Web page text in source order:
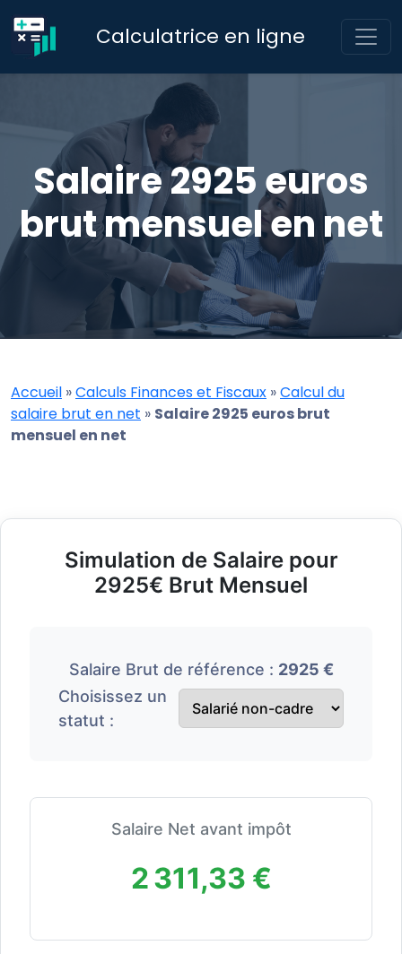
Calculatrice en ligne
Salaire 2925 euros
brut mensuel en net
Accueil »Calculs Finances et Fiscaux »Calcul du
salaire brut en net » Salaire 2925 euros brut
mensuel en net
Simulation de Salaire pour
2925€ Brut Mensuel
Salaire Brut de référence : 2925 €
Choisissez un
statut :
Salaire Net avant impôt
2 311,33 €